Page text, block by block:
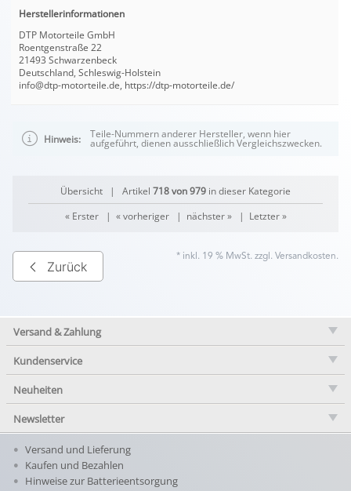
Herstellerinformationen
DTP Motorteile GmbH
Roentgenstraße 22
21493 Schwarzenbeck
Deutschland, Schleswig-Holstein
info@dtp-motorteile.de, https://dtp-motorteile.de/
Hinweis: Teile-Nummern anderer Hersteller, wenn hier
aufgeführt, dienen ausschließlich Vergleichszwecken.
Übersicht | Artikel 718 von 979 in dieser Kategorie
« Erster| « vorheriger| nächster »| Letzter »
Zurück
* inkl. 19 % MwSt. zzgl. Versandkosten.
Versand & Zahlung
Kundenservice
Neuheiten
Newsletter
Versand und Lieferung
Kaufen und Bezahlen
Hinweise zur Batterieentsorgung